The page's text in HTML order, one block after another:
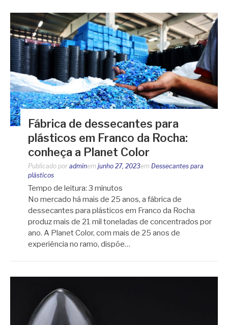
Fábrica de dessecantes para
plásticos em Franco da Rocha:
conheça a Planet Color
Publicado por adminem junho 27, 2023em Dessecantes para
plásticos
Tempo de leitura: 3 minutos
No mercado há mais de 25 anos, a fábrica de
dessecantes para plásticos em Franco da Rocha
produz mais de 21 mil toneladas de concentrados por
ano. A Planet Color, com mais de 25 anos de
experiência no ramo, dispõe…